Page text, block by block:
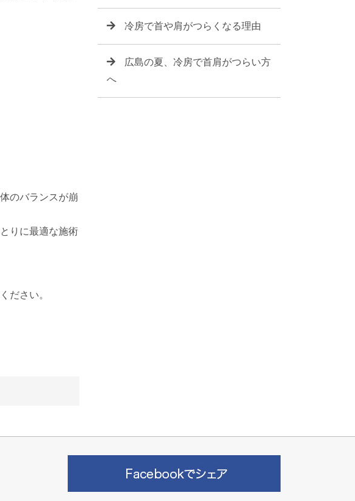
のバランスが崩
りに最適な施術
ださい。
冷房で首や肩がつらくなる理由
広島の夏、冷房で首肩がつらい方
へ